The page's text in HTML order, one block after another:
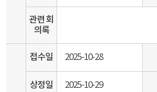
관련 회
의록
접수일 2025-10-28
상정일 2025-10-29